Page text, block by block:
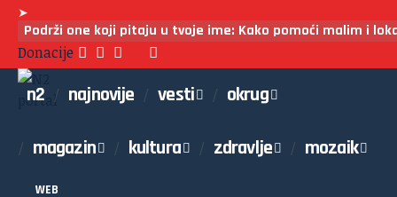
➤
Podrži one koji pitaju u tvoje ime: Kako pomoći malim i
Donacije
n2 najnovije vesti okrug
magazin kultura zdravlje mozaik
WEB